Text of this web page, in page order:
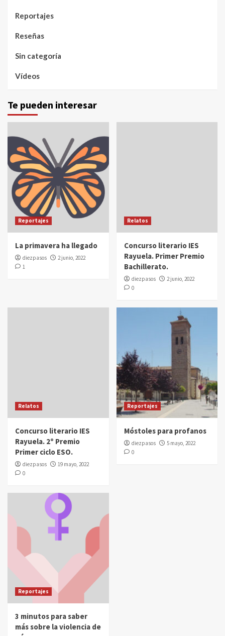
Reportajes
Reseñas
Sin categoría
Vídeos
Te pueden interesar
Reportajes
La primavera ha llegado
diezpasos
2 junio, 2022
1
Relatos
Concurso literario IES
Rayuela. Primer Premio
Bachillerato.
diezpasos
2 junio, 2022
0
Relatos
Concurso literario IES
Rayuela. 2º Premio
Primer ciclo ESO.
diezpasos
19 mayo, 2022
0
Reportajes
Móstoles para profanos
diezpasos
5 mayo, 2022
0
Reportajes
3 minutos para saber
más sobre la violencia de